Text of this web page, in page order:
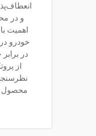
و در
اهمیت
خودرو
از